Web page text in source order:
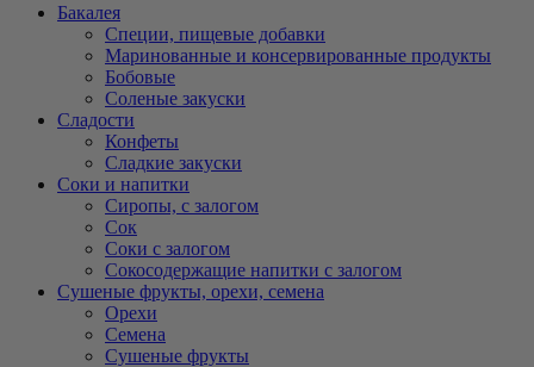
Бакалея
Специи, пищевые добавки
Маринованные и консервированные продукты
Бобовые
Соленые закуски
Сладости
Конфеты
Сладкие закуски
Соки и напитки
Сиропы, с залогом
Сок
Соки с залогом
Сокосодержащие напитки с залогом
Сушеные фрукты, орехи, семена
Орехи
Семена
Сушеные фрукты